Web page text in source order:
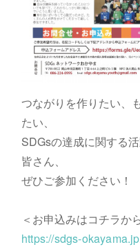
つながりを作りたい、
たい、
SDGsの達成に関する
皆さん、
ぜひご参加ください！
＜お申込みはコチラか
https://sdgs-